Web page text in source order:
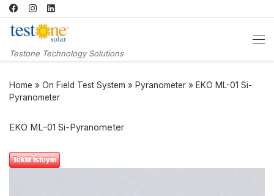
Testone Technology Solutions
Home » On Field Test System » Pyranometer » EKO ML-01 Si-
Pyranometer
EKO ML-01 Si-Pyranometer